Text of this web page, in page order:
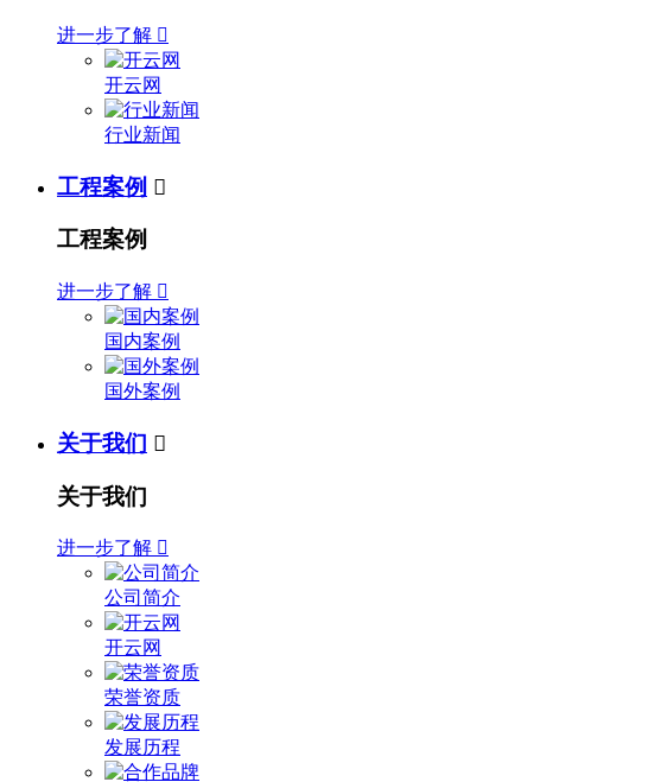
进一步了解 
开云网
行业新闻
工程案例 
工程案例
进一步了解 
国内案例
国外案例
关于我们 
关于我们
进一步了解 
公司简介
开云网
荣誉资质
发展历程